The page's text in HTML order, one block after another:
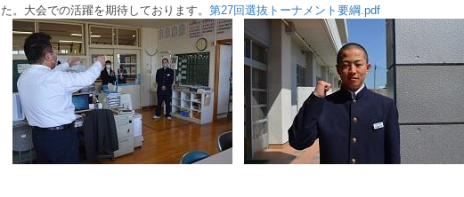
た。大会での活躍を期待しております。 第27回選抜トーナメント要綱.pdf